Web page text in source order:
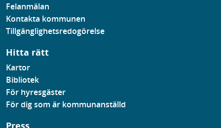
Felanmälan
Kontakta kommunen
Tillgänglighetsredogörelse
Hitta rätt
Kartor
Bibliotek
För hyresgäster
För dig som är kommunanställd
Press